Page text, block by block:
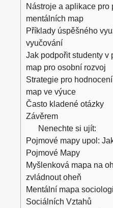
Nástroje a aplikace pro
mentálních map
Příklady úspěšného
vyučování
Jak podpořit studenty v
map pro osobní rozvoj
Strategie pro
map ve výuce
Často kladené otázky
Závěrem
Nenechte si ujít:
Pojmové mapy upol:
Pojmové Mapy
Myšlenková mapa na
zvládnout oheň
Mentální mapa
Sociálních Vztahů